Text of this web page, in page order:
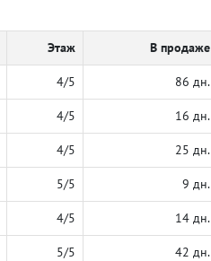
Этаж В продаже
4/5 86 дн.
4/5 16 дн.
4/5 25 дн.
5/5 9 дн.
4/5 14 дн.
5/5 42 дн.